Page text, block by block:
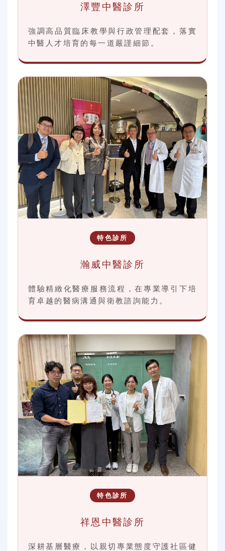
澤豐中醫診所
強調高品質臨床教學與行政管理配套，落實
中醫人才培育的每一道嚴謹細節。
特色診所
瀚威中醫診所
體驗精緻化醫療服務流程，在專業導引下培
育卓越的醫病溝通與衛教諮詢能力。
特色診所
祥恩中醫診所
深耕基層醫療，以親切專業態度守護社區健